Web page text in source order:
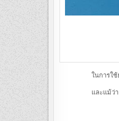
ในการใช้ยาคุม “
และแม้ว่า “แดฟเ